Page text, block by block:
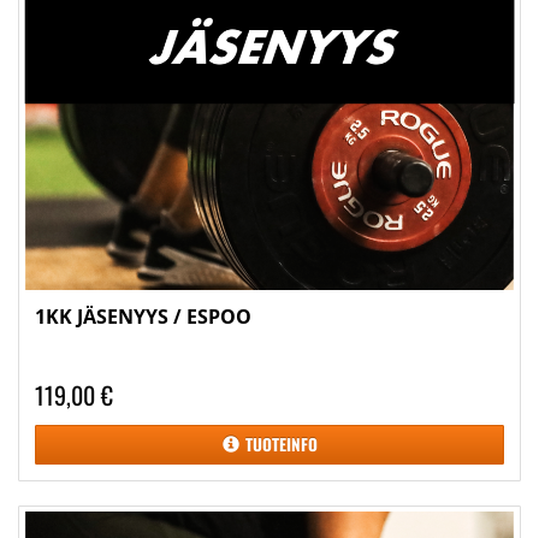
1KK JÄSENYYS / ESPOO
119,00 €
TUOTEINFO